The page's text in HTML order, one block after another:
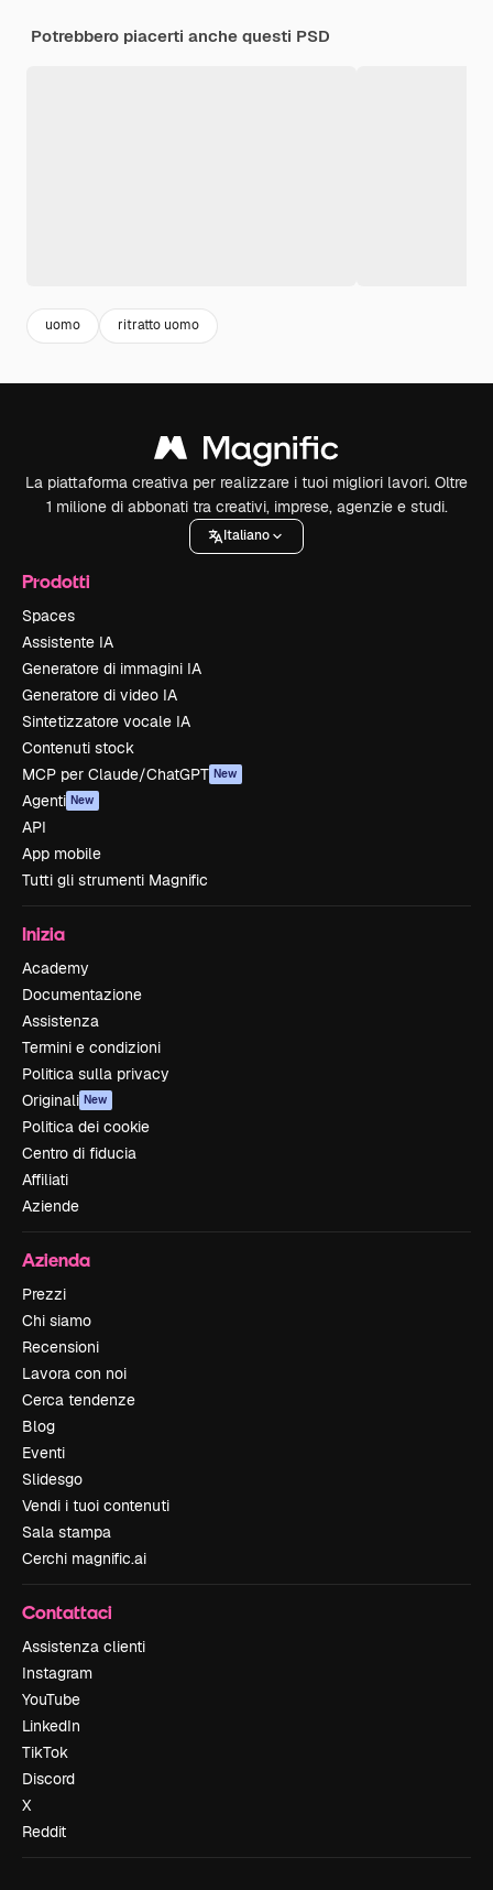
Potrebbero piacerti anche questi PSD
uomo ritratto uomo
La piattaforma creativa per realizzare i tuoi migliori lavori. Oltre
1 milione di abbonati tra creativi, imprese, agenzie e studi.
Italiano
Prodotti
Spaces
Assistente IA
Generatore di immagini IA
Generatore di video IA
Sintetizzatore vocale IA
Contenuti stock
MCP per Claude/ChatGPT New
Agenti New
API
App mobile
Tutti gli strumenti Magnific
Inizia
Academy
Documentazione
Assistenza
Termini e condizioni
Politica sulla privacy
Originali New
Politica dei cookie
Centro di fiducia
Affiliati
Aziende
Azienda
Prezzi
Chi siamo
Recensioni
Lavora con noi
Cerca tendenze
Blog
Eventi
Slidesgo
Vendi i tuoi contenuti
Sala stampa
Cerchi magnific.ai
Contattaci
Assistenza clienti
Instagram
YouTube
LinkedIn
TikTok
Discord
X
Reddit